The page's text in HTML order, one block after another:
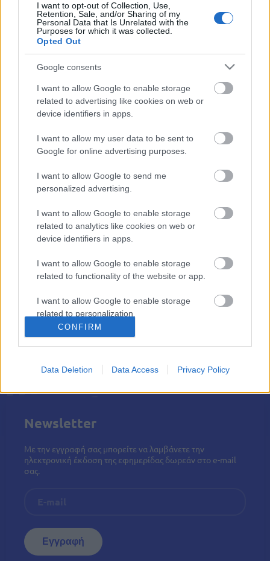
I want to opt-out of Collection, Use,
Retention, Sale, and/or Sharing of my
Personal Data that Is Unrelated with the
Purposes for which it was collected.
Opted Out
Google consents
I want to allow Google to enable storage
related to advertising like cookies on web or
device identifiers in apps.
I want to allow my user data to be sent to
Google for online advertising purposes.
I want to allow Google to send me
personalized advertising.
I want to allow Google to enable storage
related to analytics like cookies on web or
device identifiers in apps.
I want to allow Google to enable storage
related to functionality of the website or app.
I want to allow Google to enable storage
related to personalization.
I want to allow Google to enable storage
functionality and fraud prevention, and other
CONFIRM
Data Deletion Data Access Privacy Policy
RASFF: Επικίνδυνα επίπεδα MOSH/MOAH σε ρύζι
μπασμάτι από την Ινδία
Δημοφιλή Tag
Προσλήψεις Θέσεις εργασίας Αυτοδιοίκηση
Ιδιωτικός τομέας Κοινωνικό Μέρισμα
Newsletter
Με την εγγραφή σας μπορείτε να λαμβάνετε την
ηλεκτρονική έκδοση της εφημερίδας δωρεάν στο e-mail
σας.